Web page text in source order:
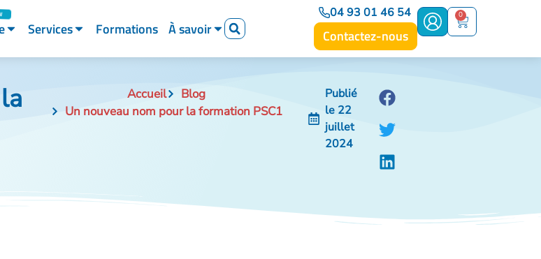
Services Formations À savoir
04 93 01 46 54
Contactez-nous
0
Accueil
Blog
Un nouveau nom pour la formation PSC1
Publié
le 22
juillet
2024